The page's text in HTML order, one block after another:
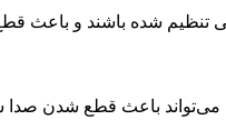
تنظیم شده باشند و باعث
می‌تواند باعث قطع شدن صدا